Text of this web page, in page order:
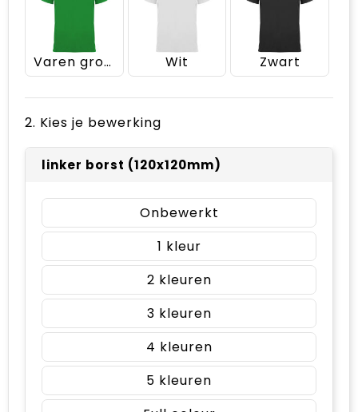
Varen groen Wit Zwart
2. Kies je bewerking
linker borst (120x120mm)
Onbewerkt
1
2
3
4
5